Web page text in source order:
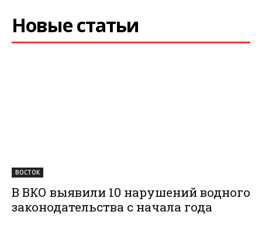
Новые статьи
ВОСТОК
В ВКО выявили 10 нарушений водного
законодательства с начала года